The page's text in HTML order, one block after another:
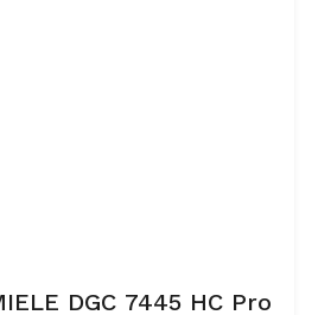
DGC 7445 HC Pro